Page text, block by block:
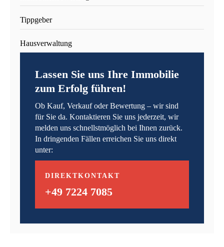
Tippgeber
Hausverwaltung
Lassen Sie uns Ihre Immobilie
zum Erfolg führen!
Ob Kauf, Verkauf oder Bewertung – wir sind
für Sie da. Kontaktieren Sie uns jederzeit, wir
melden uns schnellstmöglich bei Ihnen zurück.
In dringenden Fällen erreichen Sie uns direkt
unter:
DIREKTKONTAKT
+49 7224 7085